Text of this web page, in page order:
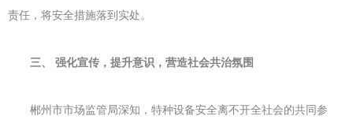
责任，将安全措施落到实处。
三、 强化宣传，提升意识，营造社会共治氛围
郴州市市场监管局深知，特种设备安全离不开全社会的共同参